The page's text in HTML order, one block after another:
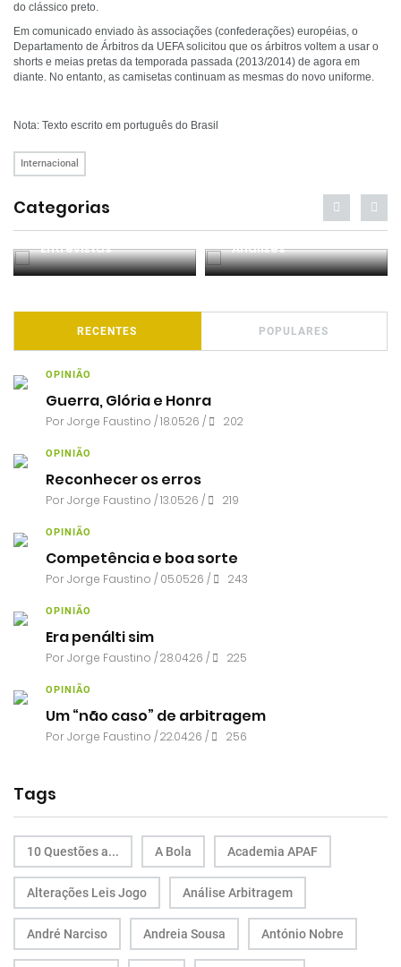
do clássico preto.
Em comunicado enviado às associações (confederações) européias, o
Departamento de Árbitros da UEFA solicitou que os árbitros voltem a usar o
shorts e meias pretas da temporada passada (2013/2014) de agora em
diante. No entanto, as camisetas continuam as mesmas do novo uniforme.
Nota: Texto escrito em português do Brasil
Internacional
Categorias
Entrevistas Análises
RECENTES POPULARES
OPINIÃO
Guerra, Glória e Honra
PorJorge Faustino / 18.05.26 / 202
OPINIÃO
Reconhecer os erros
PorJorge Faustino / 13.05.26 / 219
OPINIÃO
Competência e boa sorte
PorJorge Faustino / 05.05.26 / 243
OPINIÃO
Era penálti sim
PorJorge Faustino / 28.04.26 / 225
OPINIÃO
Um “não caso” de arbitragem
PorJorge Faustino / 22.04.26 / 256
Tags
10 Questões a... A Bola Academia APAF
Alterações Leis Jogo Análise Arbitragem
André Narciso Andreia Sousa António Nobre